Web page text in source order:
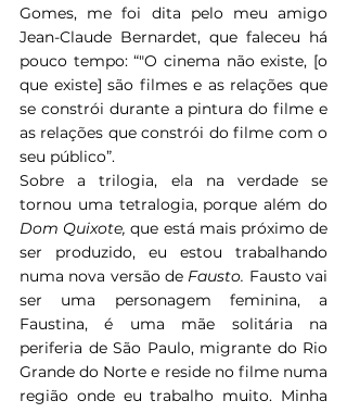
Gomes, me foi dita pelo meu amigo
Jean-Claude Bernardet, que faleceu há
pouco tempo: “"O cinema não existe, [o
que existe] são filmes e as relações que
se constrói durante a pintura do filme e
as relações que constrói do filme com o
seu público”.
Sobre a trilogia, ela na verdade se
Dom Quixote, que está mais próximo de
ser produzido, eu estou trabalhando
numa nova versão de Fausto. Fausto vai
ser uma personagem feminina, a
Faustina, é uma mãe solitária na
periferia de São Paulo, migrante do Rio
Grande do Norte e reside no filme numa
região onde eu trabalho muito. Minha